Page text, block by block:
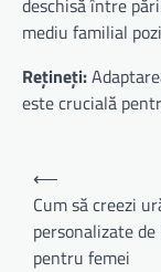
mediu familial
Rețineți:
este crucială
Navigare
în
articole
⟵
Cum să creezi
personalizate
pentru femei